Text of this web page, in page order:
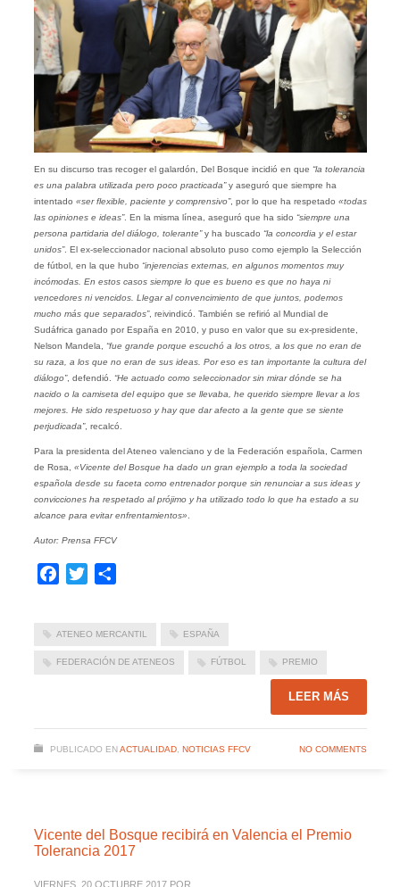
En su discurso tras recoger el galardón, Del Bosque incidió en que “la tolerancia
es una palabra utilizada pero poco practicada”y aseguró que siempre ha
intentado «ser flexible, paciente y comprensivo”, por lo que ha respetado «todas
las opiniones e ideas”. En la misma línea, aseguró que ha sido “siempre una
persona partidaria del diálogo, tolerante”y ha buscado “la concordia y el estar
unidos”. El ex-seleccionador nacional absoluto puso como ejemplo la Selección
de fútbol, en la que hubo “injerencias externas, en algunos momentos muy
incómodas. En estos casos siempre lo que es bueno es que no haya ni
vencedores ni vencidos. Llegar al convencimiento de que juntos, podemos
mucho más que separados”, reivindicó. También se refirió al Mundial de
Sudáfrica ganado por España en 2010, y puso en valor que su ex-presidente,
Nelson Mandela, “fue grande porque escuchó a los otros, a los que no eran de
su raza, a los que no eran de sus ideas. Por eso es tan importante la cultura del
diálogo”, defendió. “He actuado como seleccionador sin mirar dónde se ha
nacido o la camiseta del equipo que se llevaba, he querido siempre llevar a los
mejores. He sido respetuoso y hay que dar afecto a la gente que se siente
perjudicada”, recalcó.
Para la presidenta del Ateneo valenciano y de la Federación española, Carmen
de Rosa, «Vicente del Bosque ha dado un gran ejemplo a toda la sociedad
española desde su faceta como entrenador porque sin renunciar a sus ideas y
convicciones ha respetado al prójimo y ha utilizado todo lo que ha estado a su
alcance para evitar enfrentamientos»
Autor: Prensa FFCV
Facebook
Twitter
ATENEO MERCANTIL ESPAÑA
FEDERACIÓN DE ATENEOS FÚTBOL PREMIO
LEER MÁS
PUBLICADO EN ACTUALIDAD, NOTICIAS FFCV NO COMMENTS
Vicente del Bosque recibirá en Valencia el Premio
Tolerancia 2017
VIERNES, 20 OCTUBRE 2017 POR